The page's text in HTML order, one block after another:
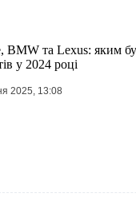
BMW та Lexus: яким
у 2024 році
2025, 13:08